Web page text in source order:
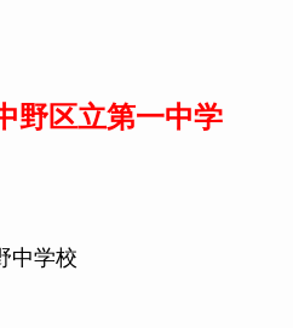
野区立第一中学
中学校